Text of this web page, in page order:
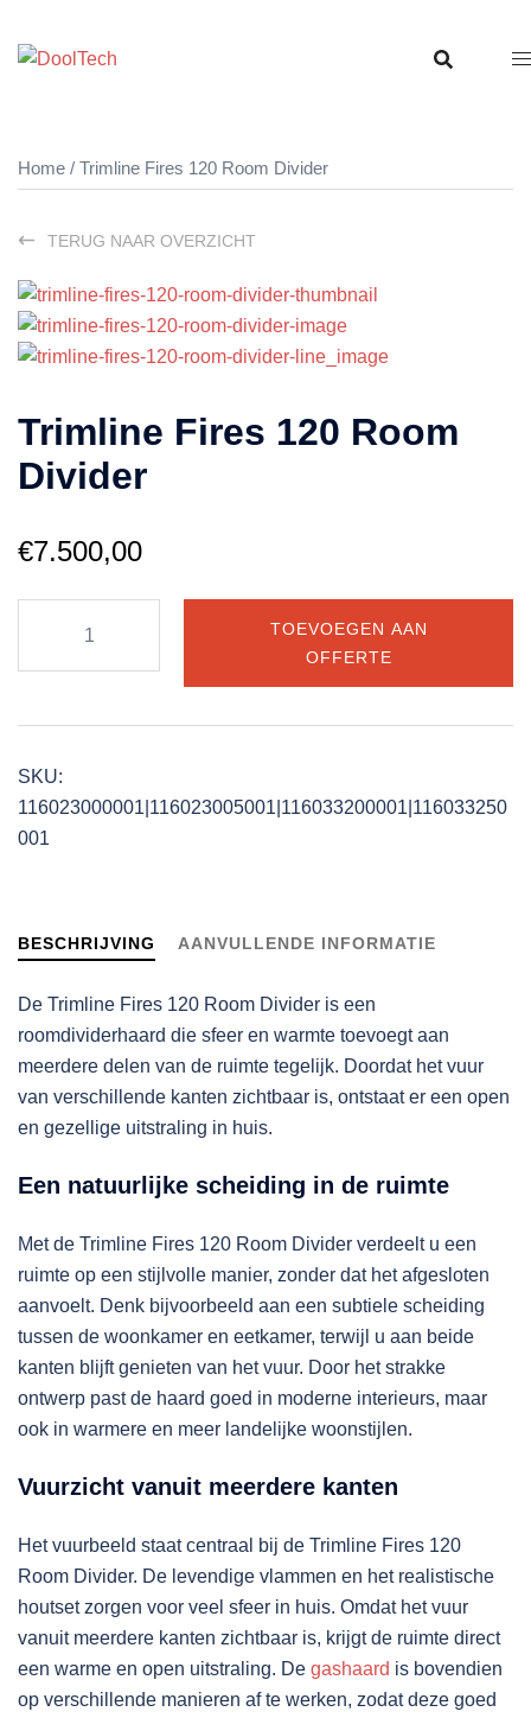
naar
Home / Trimline Fires 120 Room Divider
TERUG NAAR OVERZICHT
Trimline Fires 120 Room
Divider
€7.500,00
120
aantal
TOEVOEGEN AAN
OFFERTE
SKU:
116023000001|116023005001|116033200001|116033250
001
BESCHRIJVING AANVULLENDE INFORMATIE
De Trimline Fires 120 Room Divider is een
roomdividerhaard die sfeer en warmte toevoegt aan
meerdere delen van de ruimte tegelijk. Doordat het vuur
van verschillende kanten zichtbaar is, ontstaat er een open
en gezellige uitstraling in huis.
Een natuurlijke scheiding in de ruimte
Met de Trimline Fires 120 Room Divider verdeelt u een
ruimte op een stijlvolle manier, zonder dat het afgesloten
aanvoelt. Denk bijvoorbeeld aan een subtiele scheiding
tussen de woonkamer en eetkamer, terwijl u aan beide
kanten blijft genieten van het vuur. Door het strakke
ontwerp past de haard goed in moderne interieurs, maar
ook in warmere en meer landelijke woonstijlen.
Vuurzicht vanuit meerdere kanten
Het vuurbeeld staat centraal bij de Trimline Fires 120
Room Divider. De levendige vlammen en het realistische
houtset zorgen voor veel sfeer in huis. Omdat het vuur
vanuit meerdere kanten zichtbaar is, krijgt de ruimte direct
een warme en open uitstraling. De gashaard is bovendien
op verschillende manieren af te werken, zodat deze goed